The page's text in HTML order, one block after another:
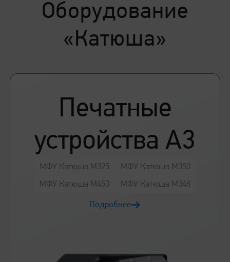
Оборудование
«Катюша»
Печатные
устройства А3
МФУ Катюша M325
МФУ Катюша M350
МФУ Катюша M450
МФУ Катюша M348
Подробнее